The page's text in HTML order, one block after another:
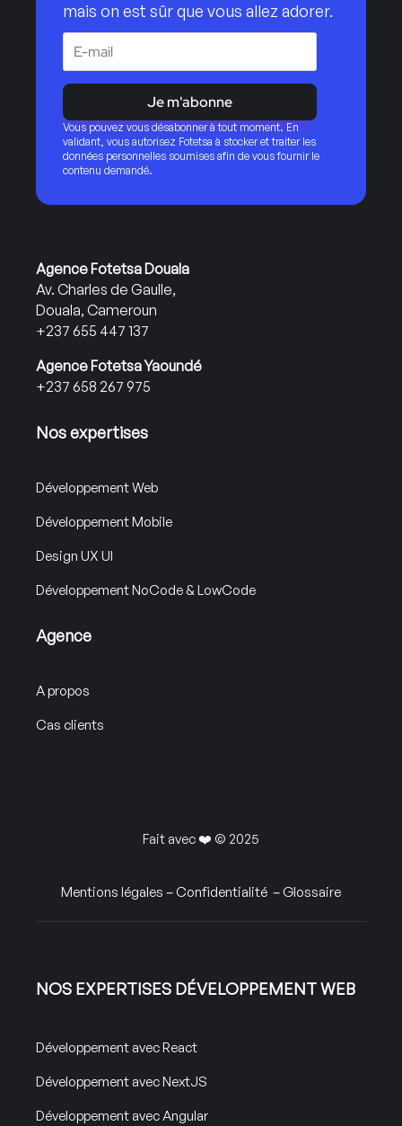
mais on est sûr que vous allez adorer.
Je m'abonne
Vous pouvez vous désabonner à tout moment. En
validant, vous autorisez Fotetsa à stocker et traiter les
données personnelles soumises afin de vous fournir le
contenu demandé.
Agence Fotetsa Douala
Av. Charles de Gaulle,
Douala, Cameroun
+237 655 447 137
Agence Fotetsa Yaoundé
+237 658 267 975
Nos expertises
Développement Web
Développement Mobile
Design UX UI
Développement NoCode & LowCode
Agence
A propos
Cas clients
Fait avec ❤️ © 2025
Mentions légales –Confidentialité – Glossaire
NOS EXPERTISES DÉVELOPPEMENT WEB
Développement avec React
Développement avec NextJS
Développement avec Angular